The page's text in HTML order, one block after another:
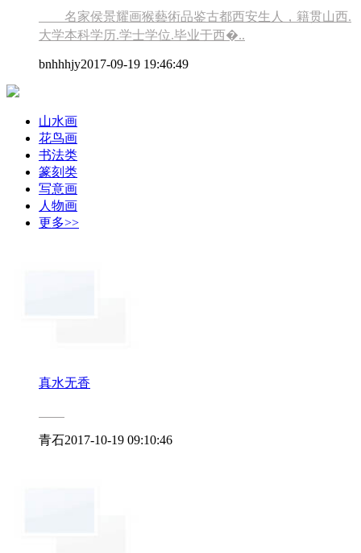
名家侯景耀画猴藝術品鉴古都西安生人，籍贯山西.
大学本科学历.学士学位.毕业于西�..
bnhhhjy2017-09-19 19:46:49
山水画
花鸟画
书法类
篆刻类
写意画
人物画
更多>>
真水无香
青石2017-10-19 09:10:46